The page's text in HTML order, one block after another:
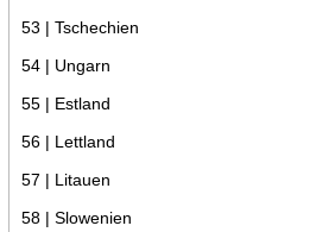
53 | Tschechien
54 | Ungarn
55 | Estland
56 | Lettland
57 | Litauen
58 | Slowenien